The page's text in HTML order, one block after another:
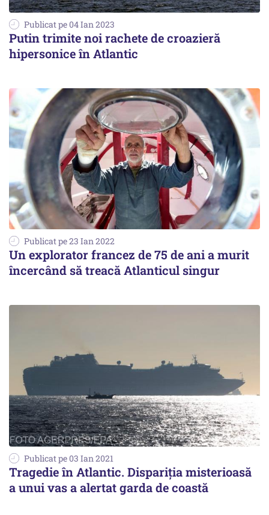
Publicat pe 04 Ian 2023
Putin trimite noi rachete de croazieră
hipersonice în Atlantic
Publicat pe 23 Ian 2022
Un explorator francez de 75 de ani a murit
încercând să treacă Atlanticul singur
Publicat pe 03 Ian 2021
Tragedie în Atlantic. Dispariția misterioasă
a unui vas a alertat garda de coastă